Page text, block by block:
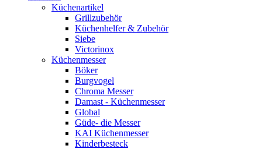
Küchenartikel
Grillzubehör
Küchenhelfer & Zubehör
Siebe
Victorinox
Küchenmesser
Böker
Burgvogel
Chroma Messer
Damast - Küchenmesser
Global
Güde- die Messer
KAI Küchenmesser
Kinderbesteck